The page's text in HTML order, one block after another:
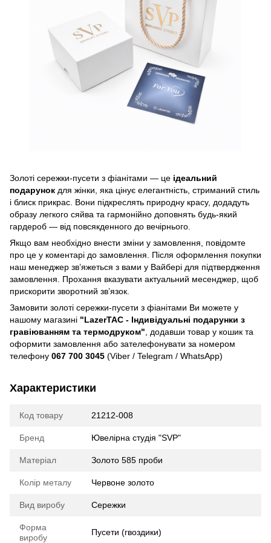
Золоті сережки-пусети з фіанітами — це ідеальний
подарунок для жінки, яка цінує елегантність, стриманий стиль
і блиск прикрас. Вони підкреслять природну красу, додадуть
образу легкого сяйва та гармонійно доповнять будь-який
гардероб — від повсякденного до вечірнього.
Якщо вам необхідно внести зміни у замовлення, повідомте
про це у коментарі до замовлення. Після оформлення покупки
наш менеджер зв’яжеться з вами у Вайбері для підтвердження
замовлення. Прохання вказувати актуальний месенджер, щоб
прискорити зворотний зв’язок.
Замовити золоті сережки-пусети з фіанітами Ви можете у
нашому магазині "LazerTAC - Індивідуальні подарунки з
гравіюванням та термодруком" , додавши товар у кошик та
оформити замовлення або зателефонувати за номером
телефону 067 700 3045 (Viber / Telegram / WhatsApp)
Характеристики
Код товару 21212-008
Бренд Ювелірна студія "SVP"
Матеріал Золото 585 проби
Колір металу Червоне золото
Вид виробу Сережки
Форма
виробу
Пусети (гвоздики)